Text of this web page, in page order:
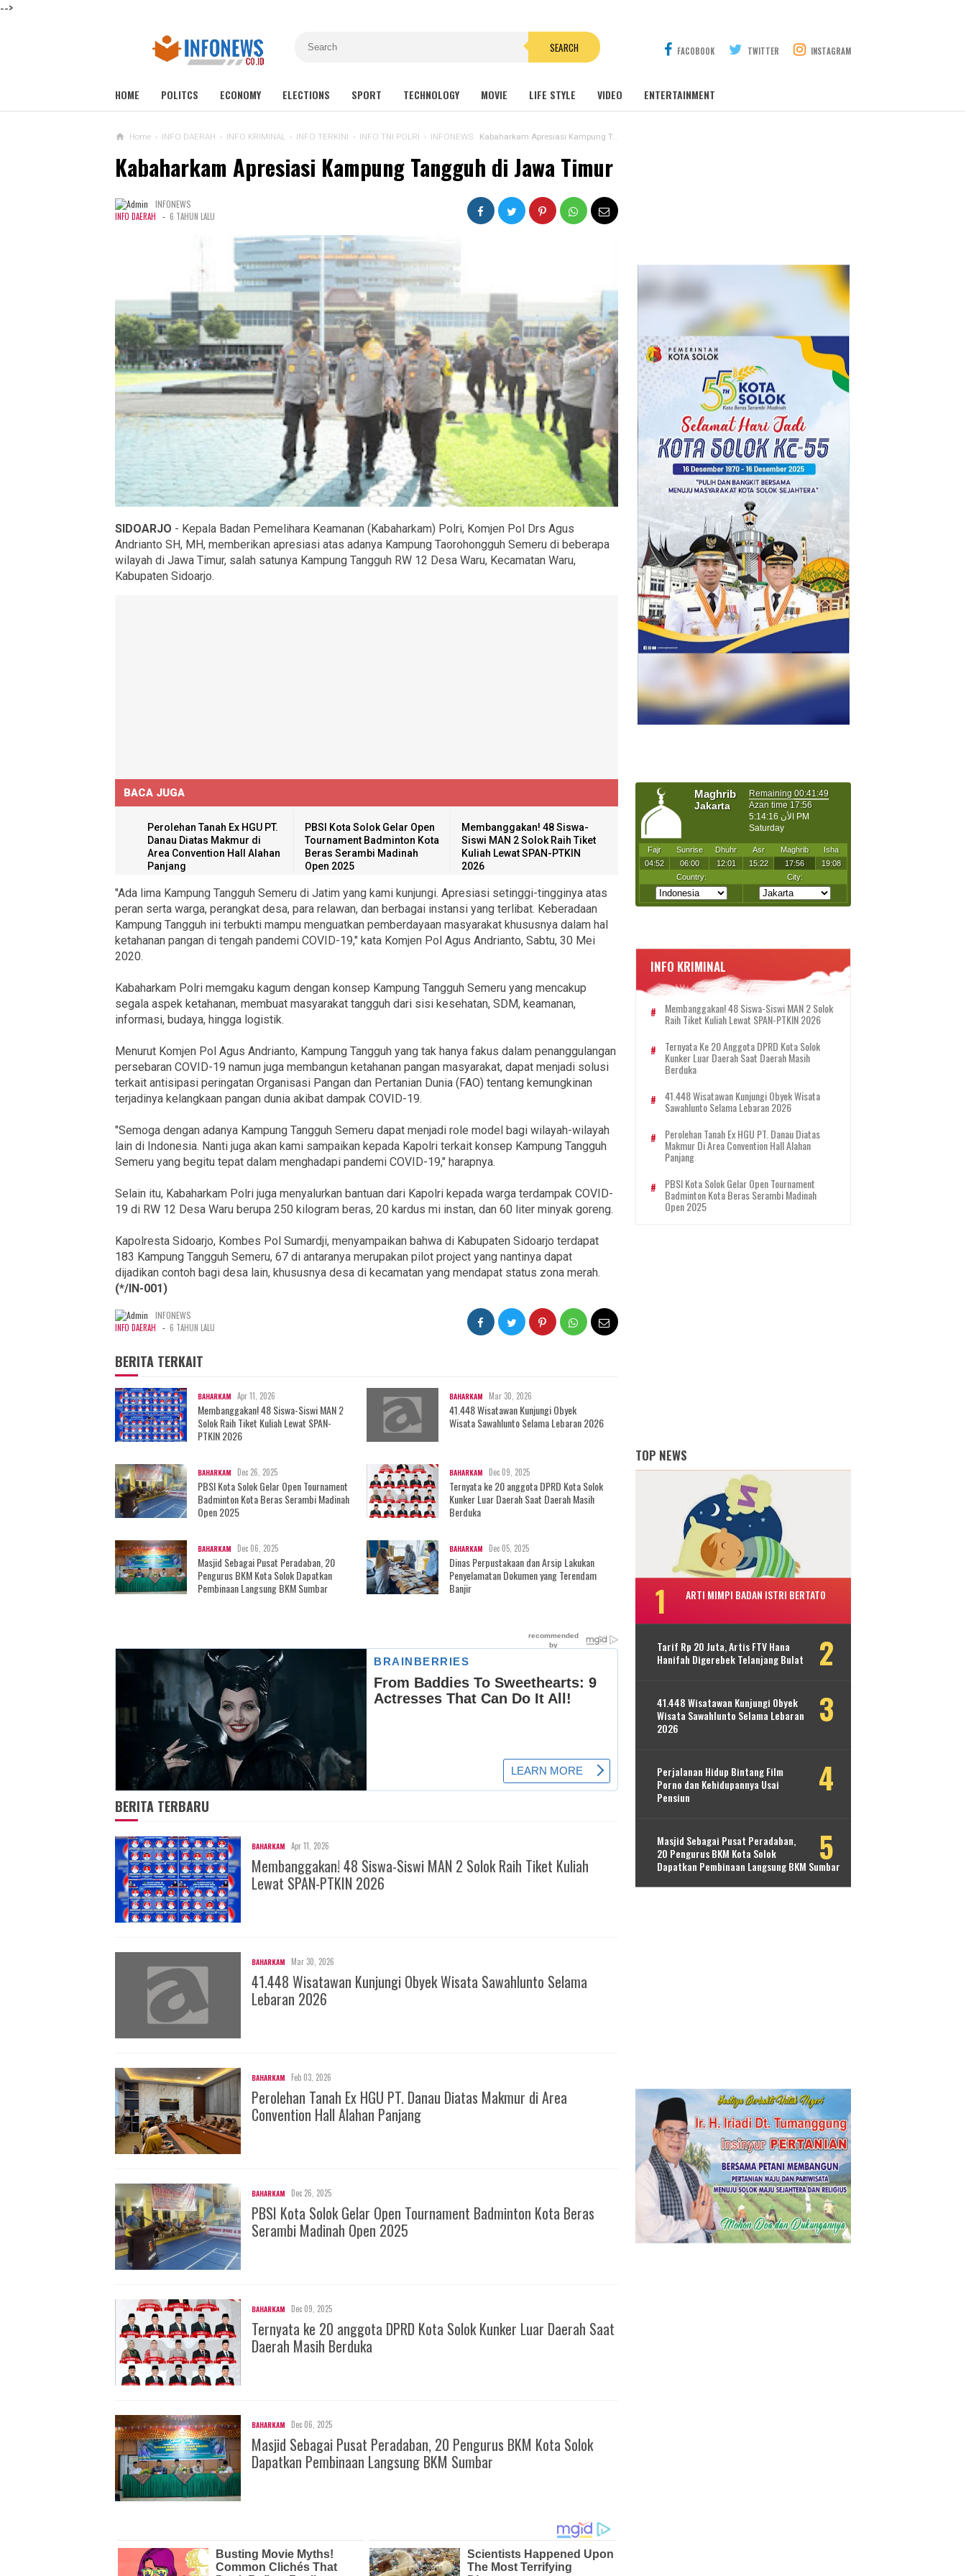
-->
SEARCH FACOBOOK TWITTER INSTAGRAM
HOME POLITCS ECONOMY ELECTIONS SPORT TECHNOLOGY MOVIE LIFE STYLE VIDEO ENTERTAINMENT
Home › INFO DAERAH › INFO KRIMINAL › INFO TERKINI › INFO TNI POLRI › INFONEWS Kabaharkam Apresiasi Kampung Tangguh di Jawa Timur
Kabaharkam Apresiasi Kampung Tangguh di Jawa Timur
INFONEWS
INFO DAERAH - 6 TAHUN LALU
SIDOARJO - Kepala Badan Pemelihara Keamanan (Kabaharkam) Polri, Komjen Pol Drs Agus
Andrianto SH, MH, memberikan apresiasi atas adanya Kampung Taorohongguh Semeru di beberapa
wilayah di Jawa Timur, salah satunya Kampung Tangguh RW 12 Desa Waru, Kecamatan Waru,
Kabupaten Sidoarjo.
BACA JUGA
Perolehan Tanah Ex HGU PT.
Danau Diatas Makmur di
Area Convention Hall Alahan
Panjang
PBSI Kota Solok Gelar Open
Tournament Badminton Kota
Beras Serambi Madinah
Open 2025
Membanggakan! 48 Siswa-
Siswi MAN 2 Solok Raih Tiket
Kuliah Lewat SPAN-PTKIN
2026
"Ada lima Kampung Tangguh Semeru di Jatim yang kami kunjungi. Apresiasi setinggi-tingginya atas
peran serta warga, perangkat desa, para relawan, dan berbagai instansi yang terlibat. Keberadaan
Kampung Tangguh ini terbukti mampu menguatkan pemberdayaan masyarakat khususnya dalam hal
ketahanan pangan di tengah pandemi COVID-19," kata Komjen Pol Agus Andrianto, Sabtu, 30 Mei
2020.
Kabaharkam Polri memgaku kagum dengan konsep Kampung Tangguh Semeru yang mencakup
segala aspek ketahanan, membuat masyarakat tangguh dari sisi kesehatan, SDM, keamanan,
informasi, budaya, hingga logistik.
Menurut Komjen Pol Agus Andrianto, Kampung Tangguh yang tak hanya fakus dalam penanggulangan
persebaran COVID-19 namun juga membangun ketahanan pangan masyarakat, dapat menjadi solusi
terkait antisipasi peringatan Organisasi Pangan dan Pertanian Dunia (FAO) tentang kemungkinan
terjadinya kelangkaan pangan dunia akibat dampak COVID-19.
"Semoga dengan adanya Kampung Tangguh Semeru dapat menjadi role model bagi wilayah-wilayah
lain di Indonesia. Nanti juga akan kami sampaikan kepada Kapolri terkait konsep Kampung Tangguh
Semeru yang begitu tepat dalam menghadapi pandemi COVID-19," harapnya.
Selain itu, Kabaharkam Polri juga menyalurkan bantuan dari Kapolri kepada warga terdampak COVID-
19 di RW 12 Desa Waru berupa 250 kilogram beras, 20 kardus mi instan, dan 60 liter minyak goreng.
Kapolresta Sidoarjo, Kombes Pol Sumardji, menyampaikan bahwa di Kabupaten Sidoarjo terdapat
183 Kampung Tangguh Semeru, 67 di antaranya merupakan pilot project yang nantinya dapat
dijadikan contoh bagi desa lain, khususnya desa di kecamatan yang mendapat status zona merah.
(*/IN-001)
INFONEWS
INFO DAERAH - 6 TAHUN LALU
BERITA TERKAIT
BAHARKAM Apr 11, 2026
Membanggakan! 48 Siswa-Siswi MAN 2
Solok Raih Tiket Kuliah Lewat SPAN-
PTKIN 2026
BAHARKAM Mar 30, 2026
41.448 Wisatawan Kunjungi Obyek
Wisata Sawahlunto Selama Lebaran 2026
BAHARKAM Dec 26, 2025
PBSI Kota Solok Gelar Open Tournament
Badminton Kota Beras Serambi Madinah
Open 2025
BAHARKAM Dec 09, 2025
Ternyata ke 20 anggota DPRD Kota Solok
Kunker Luar Daerah Saat Daerah Masih
Berduka
BAHARKAM Dec 06, 2025
Masjid Sebagai Pusat Peradaban, 20
Pengurus BKM Kota Solok Dapatkan
Pembinaan Langsung BKM Sumbar
BAHARKAM Dec 05, 2025
Dinas Perpustakaan dan Arsip Lakukan
Penyelamatan Dokumen yang Terendam
Banjir
BERITA TERBARU
BAHARKAM Apr 11, 2026
Membanggakan! 48 Siswa-Siswi MAN 2 Solok Raih Tiket Kuliah
Lewat SPAN-PTKIN 2026
BAHARKAM Mar 30, 2026
41.448 Wisatawan Kunjungi Obyek Wisata Sawahlunto Selama
Lebaran 2026
BAHARKAM Feb 03, 2026
Perolehan Tanah Ex HGU PT. Danau Diatas Makmur di Area
Convention Hall Alahan Panjang
BAHARKAM Dec 26, 2025
PBSI Kota Solok Gelar Open Tournament Badminton Kota Beras
Serambi Madinah Open 2025
BAHARKAM Dec 09, 2025
Ternyata ke 20 anggota DPRD Kota Solok Kunker Luar Daerah Saat
Daerah Masih Berduka
BAHARKAM Dec 06, 2025
Masjid Sebagai Pusat Peradaban, 20 Pengurus BKM Kota Solok
Dapatkan Pembinaan Langsung BKM Sumbar
INFO KRIMINAL
Membanggakan! 48 Siswa-Siswi MAN 2 Solok
Raih Tiket Kuliah Lewat SPAN-PTKIN 2026
Ternyata Ke 20 Anggota DPRD Kota Solok
Kunker Luar Daerah Saat Daerah Masih
Berduka
41.448 Wisatawan Kunjungi Obyek Wisata
Sawahlunto Selama Lebaran 2026
Perolehan Tanah Ex HGU PT. Danau Diatas
Makmur Di Area Convention Hall Alahan
Panjang
PBSI Kota Solok Gelar Open Tournament
Badminton Kota Beras Serambi Madinah
Open 2025
TOP NEWS
ARTI MIMPI BADAN ISTRI BERTATO
Tarif Rp 20 Juta, Artis FTV Hana
Hanifah Digerebek Telanjang Bulat
41.448 Wisatawan Kunjungi Obyek
Wisata Sawahlunto Selama Lebaran
2026
Perjalanan Hidup Bintang Film
Porno dan Kehidupannya Usai
Pensiun
Masjid Sebagai Pusat Peradaban,
20 Pengurus BKM Kota Solok
Dapatkan Pembinaan Langsung BKM Sumbar